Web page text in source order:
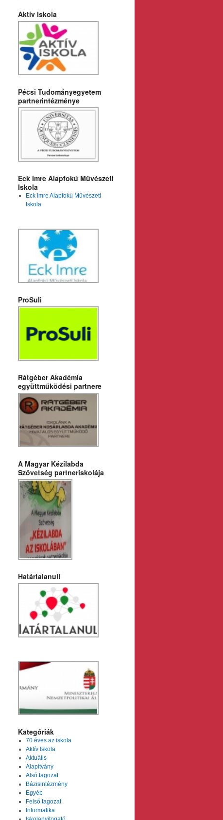
Aktív Iskola
Pécsi Tudományegyetem
partnerintézménye
Eck Imre Alapfokú Művészeti
Iskola
Eck Imre Alapfokú Művészeti
Iskola
ProSuli
Rátgéber Akadémia
együttműködési partnere
A Magyar Kézilabda
Szövetség partneriskolája
Határtalanul!
Kategóriák
70 éves az iskola
Aktív Iskola
Aktuális
Alapítvány
Alsó tagozat
Bázisintézmény
Egyéb
Felső tagozat
Informatika